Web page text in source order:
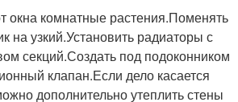
окна комнатные растения.Поменять
на узкий.Установить радиаторы с
секций.Создать под подоконником
клапан.Если дело касается
дополнительно утеплить стены